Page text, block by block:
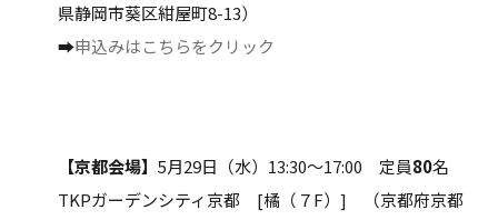
県静岡市葵区紺屋町8-13）
➡申込みはこちらをクリック
【京都会場】5月29日（水）13:30～17:00 定員80名
TKPガーデンシティ京都 [橘（７F）] （京都府京都